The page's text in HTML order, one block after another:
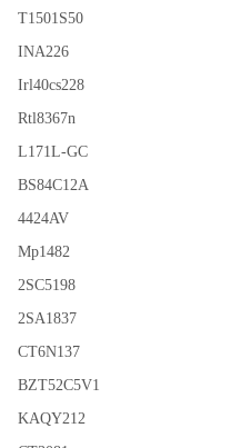
T1501S50
INA226
Irl40cs228
Rtl8367n
L171L-GC
BS84C12A
4424AV
Mp1482
2SC5198
2SA1837
CT6N137
BZT52C5V1
KAQY212